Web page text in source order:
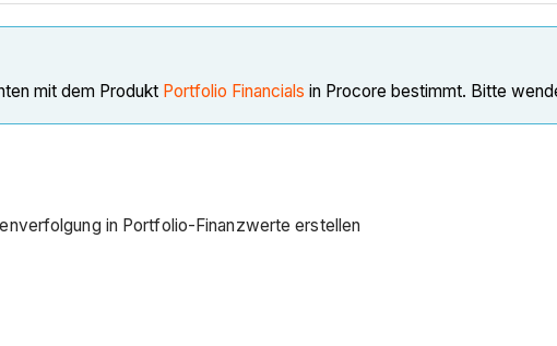
mit dem Produkt Portfolio Financials in Procore bestimmt. Bitte
in Portfolio-Finanzwerte erstellen